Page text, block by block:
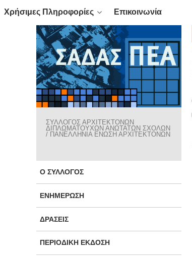
Χρήσιμες Πληροφορίες Επικοινωνία
ΣΥΛΛΟΓΟΣ ΑΡΧΙΤΕΚΤΟΝΩΝ
ΔΙΠΛΩΜΑΤΟΥΧΩΝ ΑΝΩΤΑΤΩΝ ΣΧΟΛΩΝ
/ ΠΑΝΕΛΛΗΝΙΑ ΕΝΩΣΗ ΑΡΧΙΤΕΚΤΟΝΩΝ
Ο ΣΎΛΛΟΓΟΣ
ΕΝΗΜΈΡΩΣΗ
ΔΡΆΣΕΙΣ
ΠΕΡΙΟΔΙΚΉ ΈΚΔΟΣΗ